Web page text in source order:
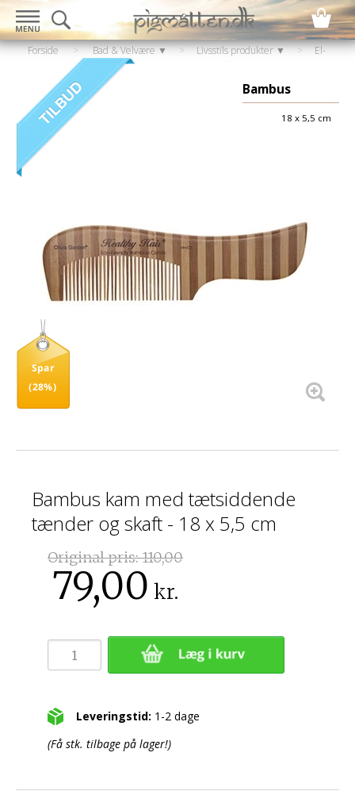
Forside > Bad & Velvære ▼ > Livsstils produkter ▼ >
El-
Hair style & hårtørrer
Bambus
18 x 5,5 cm
Spar
(28%)
Bambus kam med tætsiddende
tænder og skaft - 18 x 5,5 cm
Original pris:110,00
79,00 kr.
Leveringstid: 1-2 dage
(Få stk. tilbage på lager!)